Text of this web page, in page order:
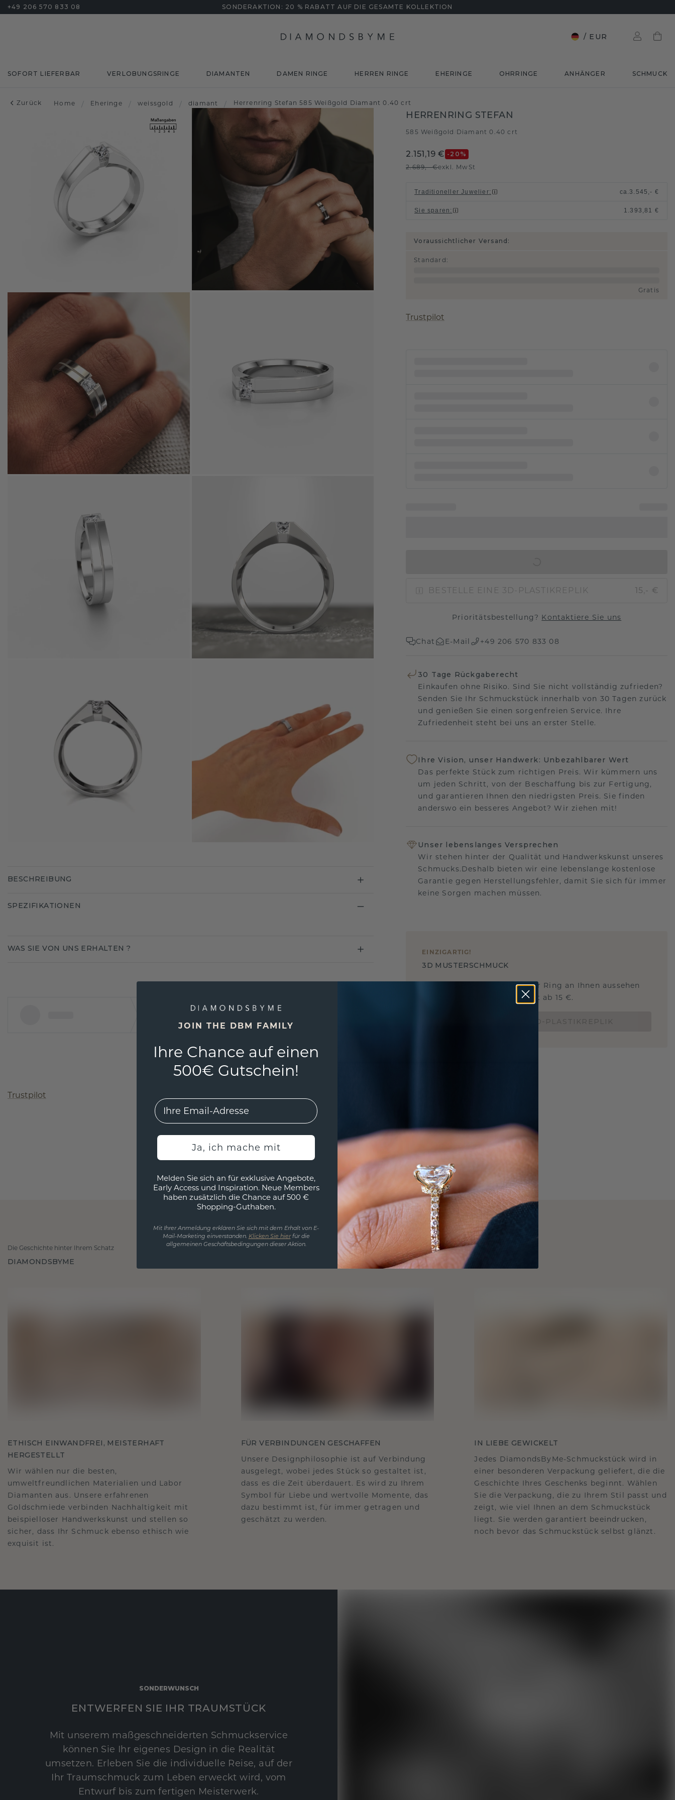
+49 206 570 833 08 SONDERAKTION: 20 % RABATT AUF DIE GESAMTE KOLLEKTION
/ EUR
SOFORT LIEFERBAR VERLOBUNGSRINGE DIAMANTEN DAMEN RINGE HERREN RINGE EHERINGE OHRRINGE ANHÄNGER SCHMUCK
Zurück Home / Eheringe / weissgold / diamant / Herrenring Stefan 585 Weißgold Diamant 0.40 crt
HERRENRING STEFAN
585 Weißgold Diamant 0.40 crt
2.151,19 € -20 %
2.689,- €exkl. MwSt
Traditioneller Juwelier: ca.3.545,- €
Sie sparen : 1.393,81 €
Voraussichtlicher Versand:
Standard :
Gratis
Trustpilot
BESTELLE EINE 3D-PLASTIKREPLIK 15,- €
Prioritätsbestellung? Kontaktiere Sie uns
Chat E-Mail +49 206 570 833 08
30 Tage Rückgaberecht
Einkaufen ohne Risiko. Sind Sie nicht vollständig zufrieden?
Senden Sie Ihr Schmuckstück innerhalb von 30 Tagen zurück
und genießen Sie einen sorgenfreien Service. Ihre
Zufriedenheit steht bei uns an erster Stelle.
Ihre Vision, unser Handwerk: Unbezahlbarer Wert
Das perfekte Stück zum richtigen Preis. Wir kümmern uns
um jeden Schritt, von der Beschaffung bis zur Fertigung,
und garantieren Ihnen den niedrigsten Preis. Sie finden
anderswo ein besseres Angebot? Wir ziehen mit!
Unser lebenslanges Versprechen
Wir stehen hinter der Qualität und Handwerkskunst unseres
Schmucks.Deshalb bieten wir eine lebenslange kostenlose
Garantie gegen Herstellungsfehler, damit Sie sich für immer
keine Sorgen machen müssen.
EINZIGARTIG !
3D MUSTERSCHMUCK
Wollen Sie wissen, wie dieser Ring an Ihnen aussehen
würde und ob er passt? Jetzt ab 15 €.
BESCHREIBUNG
SPEZIFIKATIONEN
WAS SIE VON UNS ERHALTEN ?
Trustpilot
Die Geschichte hinter Ihrem Schatz
DIAMONDSBYME
ETHISCH EINWANDFREI, MEISTERHAFT
HERGESTELLT
Wir wählen nur die besten,
umweltfreundlichen Materialien und Labor
Diamanten aus. Unsere erfahrenen
Goldschmiede verbinden Nachhaltigkeit mit
beispielloser Handwerkskunst und stellen so
sicher, dass Ihr Schmuck ebenso ethisch wie
exquisit ist.
FÜR VERBINDUNGEN GESCHAFFEN
Unsere Designphilosophie ist auf Verbindung
ausgelegt, wobei jedes Stück so gestaltet ist,
dass es die Zeit überdauert. Es wird zu Ihrem
Symbol für Liebe und wertvolle Momente, das
dazu bestimmt ist, für immer getragen und
geschätzt zu werden.
IN LIEBE GEWICKELT
Jedes DiamondsByMe-Schmuckstück wird in
einer besonderen Verpackung geliefert, die die
Geschichte Ihres Geschenks beginnt. Wählen
Sie die Verpackung, die zu Ihrem Stil passt und
zeigt, wie viel Ihnen an dem Schmuckstück
liegt. Sie werden garantiert beeindrucken,
noch bevor das Schmuckstück selbst glänzt.
SONDERWUNSCH
ENTWERFEN SIE IHR TRAUMSTÜCK
Mit unserem maßgeschneiderten Schmuckservice
können Sie Ihr eigenes Design in die Realität
umsetzen. Erleben Sie die individuelle Reise, auf der
Ihr Traumschmuck zum Leben erweckt wird, vom
Entwurf bis zum fertigen Meisterwerk.
JOIN THE DBM FAMILY
Ihre Chance auf einen
500€ Gutschein!
EMail
Ja, ich mache mit
Melden Sie sich an für exklusive Angebote,
Early Access und Inspiration. Neue Members
haben zusätzlich die Chance auf 500 €
Shopping-Guthaben.
Mit Ihrer Anmeldung erklären Sie sich mit dem Erhalt von E-
Mail-Marketing einverstanden. Klicken Sie hierfür die
allgemeinen Geschäftsbedingungen dieser Aktion.